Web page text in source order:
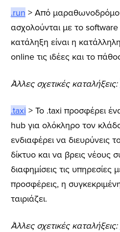
.run > Από
ασχολούνται με το
κατάληξη είναι η
online τις ιδέες και το
Άλλες σχετικές καταλήξεις:
.taxi > Το .taxi προσφέρει
hub για ολόκληρο τον
ενδιαφέρει να διευρύνεις
δίκτυο και να βρεις νέους
διαφημίσεις τις
προσφέρεις, η
ταιριάζει.
Άλλες σχετικές καταλήξεις: